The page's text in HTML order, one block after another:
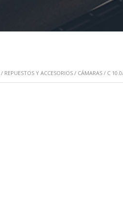
/ REPUESTOS Y ACCESORIOS / CÁMARAS / C